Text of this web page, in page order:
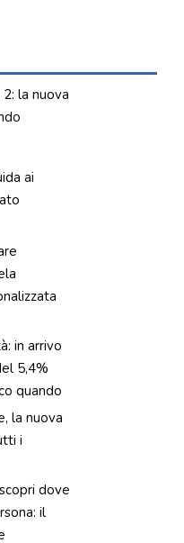
la nuova
ai
in arrivo
5,4%
quando
la nuova
i
dove
il